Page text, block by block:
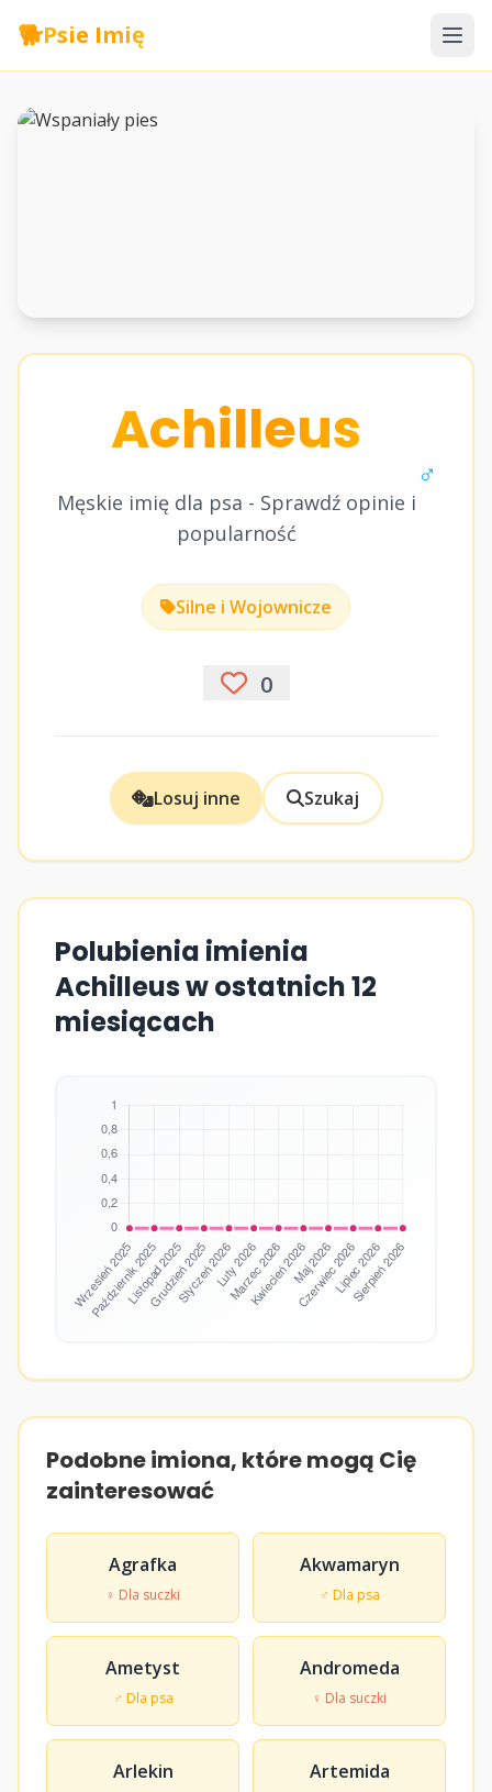
🐕Psie Imię
Achilleus
Męskie imię dla psa - Sprawdź opinie i
popularność
♂
Silne i Wojownicze
0
Losuj inne Szukaj
Polubienia imienia
Achilleus w ostatnich 12
miesiącach
Podobne imiona, które mogą Cię
zainteresować
Agrafka
♀ Dla suczki
Akwamaryn
♂ Dla psa
Ametyst
♂ Dla psa
Andromeda
♀ Dla suczki
Arlekin Artemida